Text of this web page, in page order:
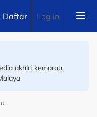
Daftar Log in
lapan pelari pecut
akhiri kemarau